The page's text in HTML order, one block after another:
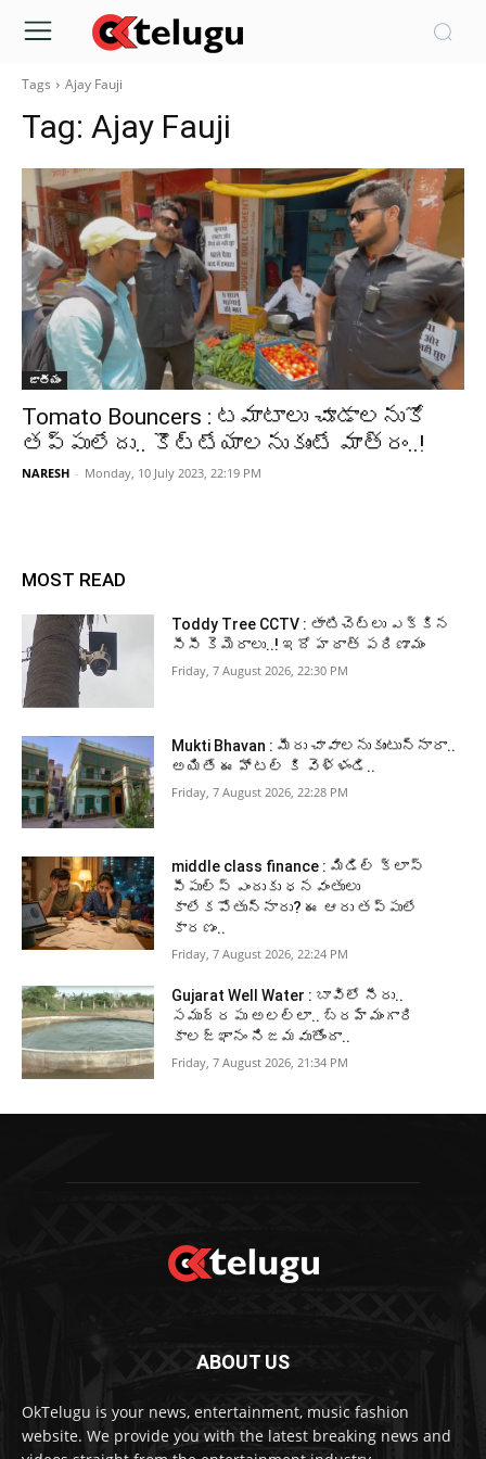
Tags Ajay Fauji
Tag: Ajay Fauji
జాతీయం
Tomato Bouncers : టమాటాలు చూడాలనుకో
తప్పులేదు.. కొట్టేయాలనుకుంటే మాత్రం..!
NARESH - Monday, 10 July 2023, 22:19 PM
MOST READ
Toddy Tree CCTV : తాటిచెట్లు ఎక్కిన
సీసీ కెమెరాలు..! ఇదో హఠాత్ పరిణామం
Friday, 7 August 2026, 22:30 PM
Mukti Bhavan : మీరు చావాలనుకుంటున్నారా..
అయితే ఈ హోటల్ కి వెళ్ళండి..
Friday, 7 August 2026, 22:28 PM
middle class finance : మిడిల్ క్లాస్
పీపుల్స్ ఎందుకు ధనవంతులు
కాలేకపోతున్నారు? ఈ ఆరు తప్పులే
కారణం..
Friday, 7 August 2026, 22:24 PM
Gujarat Well Water : బావిలో నీరు..
సముద్రపు అలల్లా.. బ్రహ్మంగారి
కాలజ్ఞానం నిజమవుతోందా..
Friday, 7 August 2026, 21:34 PM
ABOUT US
OkTelugu is your news, entertainment, music fashion
website. We provide you with the latest breaking news and